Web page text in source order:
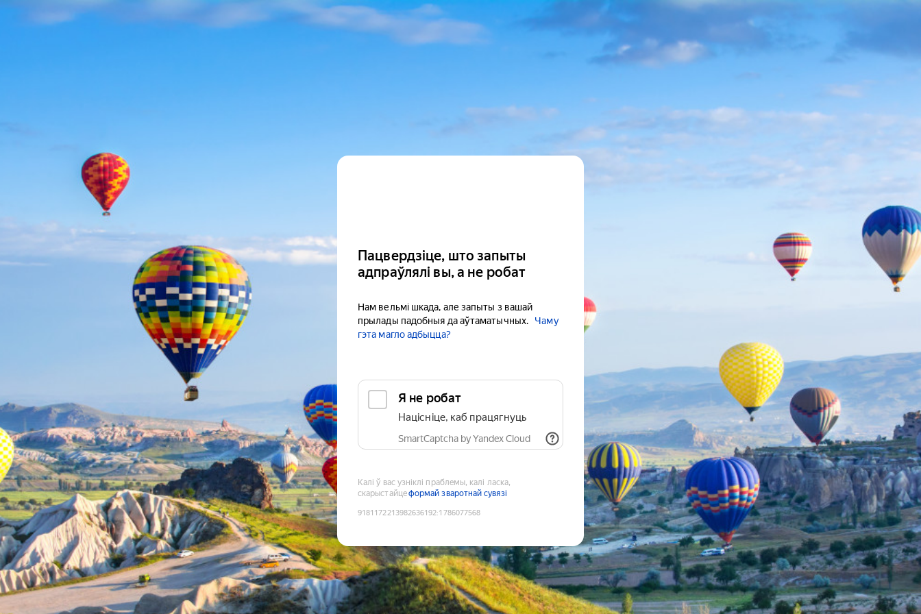
Пацвердзіце, што запыты
адпраўлялі вы, а не робат
Нам вельмі шкада, але запыты з вашай
прылады падобныя да аўтаматычных.
Чаму
гэта магло адбыцца?
Я не робат
Націсніце, каб працягнуць
SmartCaptcha by Yandex Cloud
Калі ў вас узніклі праблемы, калі ласка,
скарыстайцеформай зваротнай сувязі
9181172213982636192:1786077568